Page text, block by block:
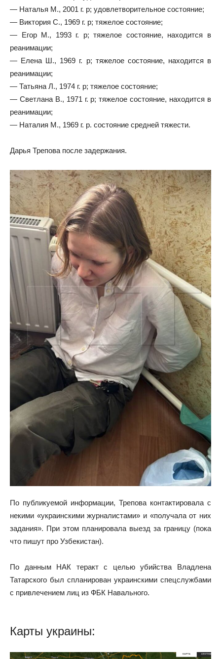
— Наталья М., 2001 г. р; удовлетворительное состояние;
— Виктория С., 1969 г. р; тяжелое состояние;
— Егор М., 1993 г. р; тяжелое состояние, находится в
реанимации;
— Елена Ш., 1969 г. р; тяжелое состояние, находится в
реанимации;
— Татьяна Л., 1974 г. р; тяжелое состояние;
— Светлана В., 1971 г. р; тяжелое состояние, находится в
реанимации;
— Наталия М., 1969 г. р. состояние средней тяжести.
Дарья Трепова после задержания.
По публикуемой информации, Трепова контактировала с
некими «украинскими журналистами» и «получала от них
задания». При этом планировала выезд за границу (пока
что пишут про Узбекистан).
По данным НАК теракт с целью убийства Владлена
Татарского был спланирован украинскими спецслужбами
с привлечением лиц из ФБК Навального.
Карты украины: